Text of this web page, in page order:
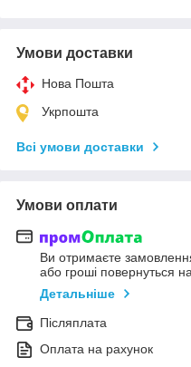
Умови доставки
Нова Пошта
Укрпошта
Всі умови доставки
Умови оплати
Ви отримаєте
або гроші повернуться
Детальніше
Післяплата
Оплата на рахунок